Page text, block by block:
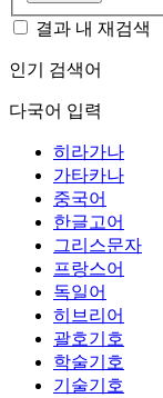
결과 내 재검색
인기 검색어
다국어 입력
히라가나
가타카나
중국어
한글고어
그리스문자
프랑스어
독일어
히브리어
괄호기호
학술기호
기술기호